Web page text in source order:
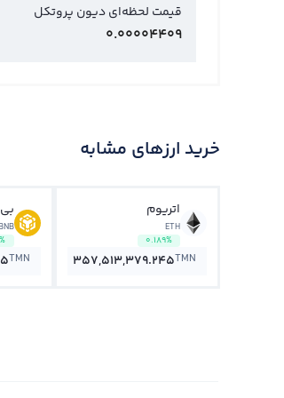
قیمت لحظه‌ای دیون پروتکل
0.00004409
خرید ارزهای مشابه
اتریوم
ETH
0.189%
357,513,379.245TMN
TMN